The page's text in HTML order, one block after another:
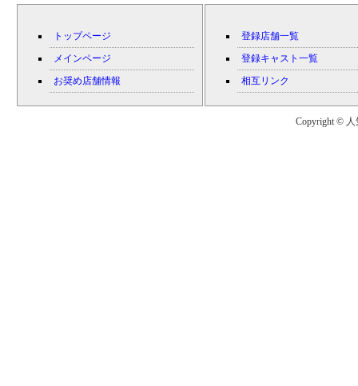
トップページ
メインページ
お奨め店舗情報
登録店舗一覧
登録キャスト一覧
相互リンク
Copyright © 人